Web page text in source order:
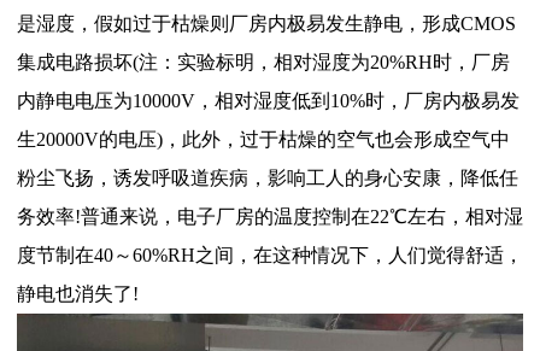
是湿度，假如过于枯燥则厂房内极易发生静电，形成CMOS
集成电路损坏(注：实验标明，相对湿度为20%RH时，厂房
内静电电压为10000V，相对湿度低到10%时，厂房内极易发
生20000V的电压)，此外，过于枯燥的空气也会形成空气中
粉尘飞扬，诱发呼吸道疾病，影响工人的身心安康，降低任
务效率!普通来说，电子厂房的温度控制在22℃左右，相对湿
度节制在40～60%RH之间，在这种情况下，人们觉得舒适，
静电也消失了!